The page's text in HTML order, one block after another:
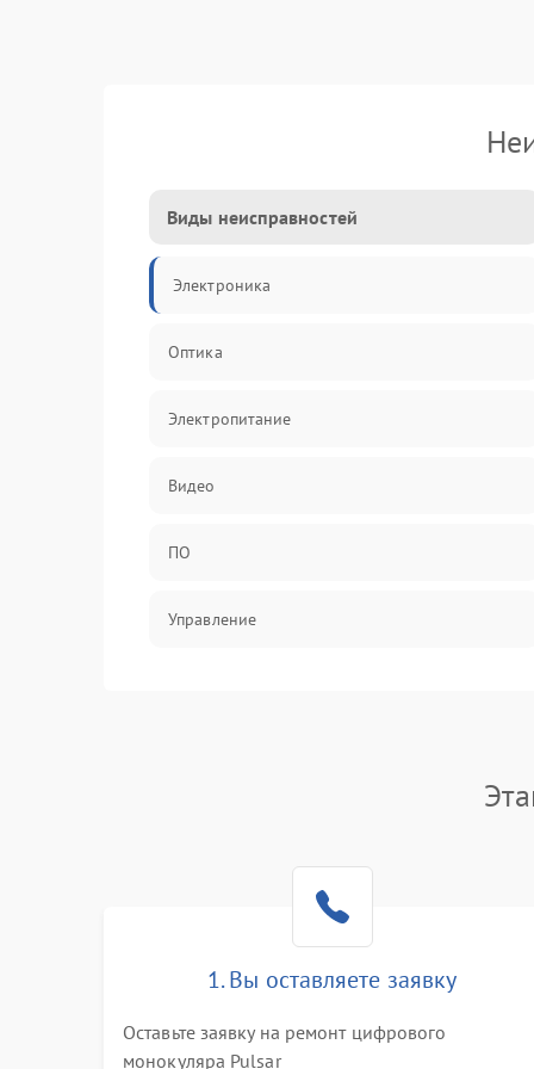
Виды неисправностей
Электроника
Оптика
Электропитание
Видео
ПО
Управление
1. Вы оставляете заявку
Оставьте заявку на ремонт цифрового
монокуляра Pulsar